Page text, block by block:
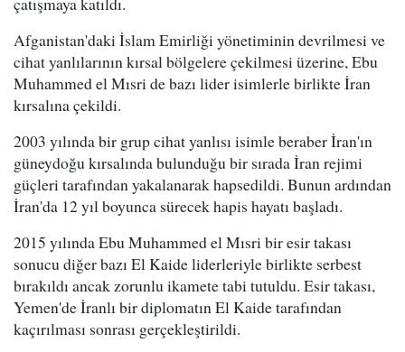
Afganistan'daki İslam Emirliği yönetiminin devrilmesi ve
cihat yanlılarının kırsal bölgelere çekilmesi üzerine, Ebu
Muhammed el Mısri de bazı lider isimlerle birlikte İran
kırsalına çekildi.
2003 yılında bir grup cihat yanlısı isimle beraber İran'ın
güneydoğu kırsalında bulunduğu bir sırada İran rejimi
güçleri tarafından yakalanarak hapsedildi. Bunun ardından
İran'da 12 yıl boyunca sürecek hapis hayatı başladı.
2015 yılında Ebu Muhammed el Mısri bir esir takası
sonucu diğer bazı El Kaide liderleriyle birlikte serbest
bırakıldı ancak zorunlu ikamete tabi tutuldu. Esir takası,
Yemen'de İranlı bir diplomatın El Kaide tarafından
kaçırılması sonrası gerçekleştirildi.